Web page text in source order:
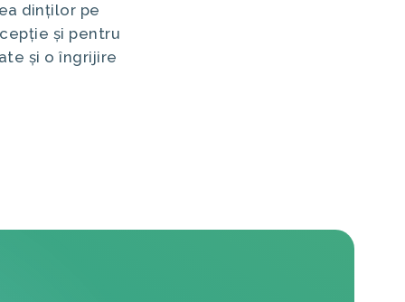
dinților pe
și pentru
și o îngrijire